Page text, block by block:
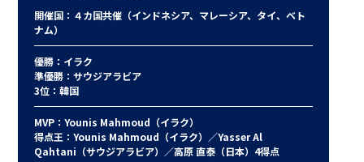
開催国：４カ国共催（インドネシア、マレーシア、タイ、ベト
ナム）
優勝：イラク
準優勝：サウジアラビア
3位：韓国
MVP：Younis Mahmoud（イラク）
得点王：Younis Mahmoud（イラク）／Yasser Al
Qahtani（サウジアラビア）／高原 直泰（日本）4得点